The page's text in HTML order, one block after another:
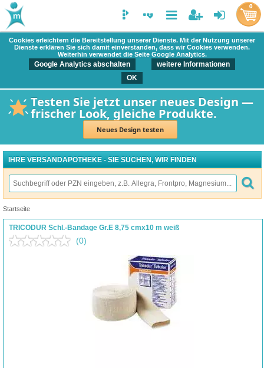
Cookies erleichtern die Bereitstellung unserer Dienste. Mit der Nutzung unserer
Dienste erklären Sie sich damit einverstanden, dass wir Cookies verwenden.
Weiterhin verwendet die Seite Google Analytics.
Google Analytics abschalten
weitere Informationen
OK
Testen Sie jetzt unser neues Design —
frischer Look, gleiche Produkte.
Neues Design testen
0
IHRE VERSANDAPOTHEKE - SIE SUCHEN, WIR FINDEN
Startseite
TRICODUR Schl.-Bandage Gr.E 8,75 cmx10 m weiß
(0)